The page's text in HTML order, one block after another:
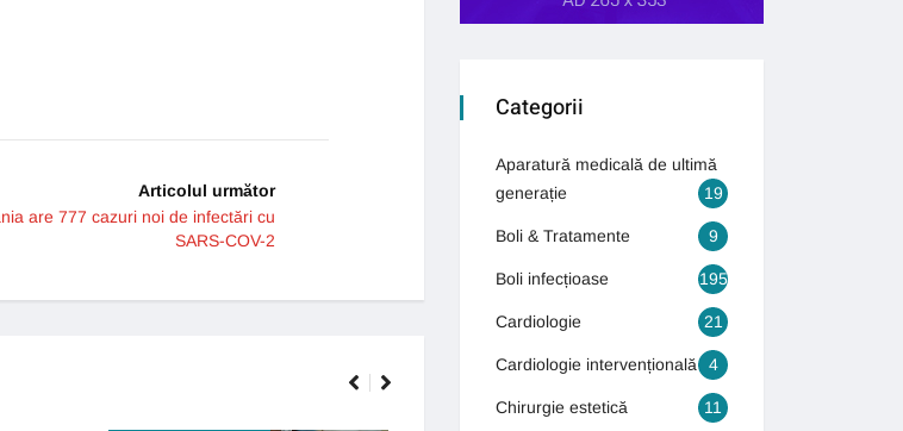
Articolul următor
are 777 cazuri noi de infectări cu
SARS-COV-2
Categorii
Aparatură medicală de ultimă
generație
19
Boli & Tratamente 9
Boli infecțioase 195
Cardiologie 21
Cardiologie intervențională 4
Chirurgie estetică 11